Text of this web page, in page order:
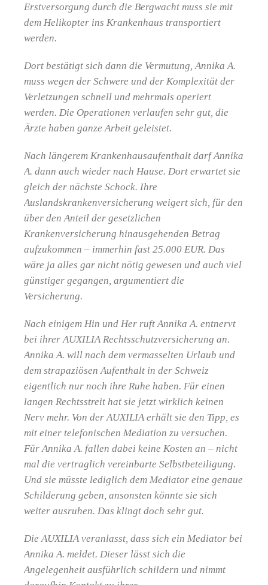
Erstversorgung durch die Bergwacht muss sie mit
dem Helikopter ins Krankenhaus transportiert
werden.
Dort bestätigt sich dann die Vermutung, Annika A.
muss wegen der Schwere und der Komplexität der
Verletzungen schnell und mehrmals operiert
werden. Die Operationen verlaufen sehr gut, die
Ärzte haben ganze Arbeit geleistet.
Nach längerem Krankenhausaufenthalt darf Annika
A. dann auch wieder nach Hause. Dort erwartet sie
gleich der nächste Schock. Ihre
Auslandskrankenversicherung weigert sich, für den
über den Anteil der gesetzlichen
Krankenversicherung hinausgehenden Betrag
aufzukommen – immerhin fast 25.000 EUR. Das
wäre ja alles gar nicht nötig gewesen und auch viel
günstiger gegangen, argumentiert die
Versicherung.
Nach einigem Hin und Her ruft Annika A. entnervt
bei ihrer AUXILIA Rechtsschutzversicherung an.
Annika A. will nach dem vermasselten Urlaub und
dem strapaziösen Aufenthalt in der Schweiz
eigentlich nur noch ihre Ruhe haben. Für einen
langen Rechtsstreit hat sie jetzt wirklich keinen
Nerv mehr. Von der AUXILIA erhält sie den Tipp, es
mit einer telefonischen Mediation zu versuchen.
Für Annika A. fallen dabei keine Kosten an – nicht
mal die vertraglich vereinbarte Selbstbeteiligung.
Und sie müsste lediglich dem Mediator eine genaue
Schilderung geben, ansonsten könnte sie sich
weiter ausruhen. Das klingt doch sehr gut.
Die AUXILIA veranlasst, dass sich ein Mediator bei
Annika A. meldet. Dieser lässt sich die
Angelegenheit ausführlich schildern und nimmt